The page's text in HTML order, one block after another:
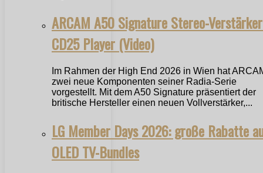
ARCAM A50 Signature Stereo-
CD25 Player (Video)
Im Rahmen der High End 2026 in Wien hat
zwei neue Komponenten seiner Radia-Serie
vorgestellt. Mit dem A50 Signature präsentiert der
britische Hersteller einen neuen Vollverstärker,...
LG Member Days 2026: große Rabatte
OLED TV-Bundles